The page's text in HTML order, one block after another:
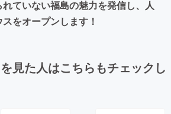
ていない福島の魅力を発信し、人
をオープンします！
見た人はこちらもチェックし